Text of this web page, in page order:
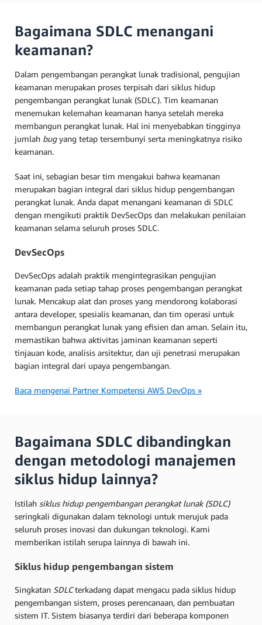
Bagaimana SDLC menangani
keamanan?
Dalam pengembangan perangkat lunak tradisional, pengujian
keamanan merupakan proses terpisah dari siklus hidup
pengembangan perangkat lunak (SDLC). Tim keamanan
menemukan kelemahan keamanan hanya setelah mereka
membangun perangkat lunak. Hal ini menyebabkan tingginya
jumlah bugyang tetap tersembunyi serta meningkatnya risiko
keamanan.
Saat ini, sebagian besar tim mengakui bahwa keamanan
merupakan bagian integral dari siklus hidup pengembangan
perangkat lunak. Anda dapat menangani keamanan di SDLC
dengan mengikuti praktik DevSecOps dan melakukan penilaian
keamanan selama seluruh proses SDLC.
DevSecOps
DevSecOps adalah praktik mengintegrasikan pengujian
keamanan pada setiap tahap proses pengembangan perangkat
lunak. Mencakup alat dan proses yang mendorong kolaborasi
antara developer, spesialis keamanan, dan tim operasi untuk
membangun perangkat lunak yang efisien dan aman. Selain itu,
memastikan bahwa aktivitas jaminan keamanan seperti
tinjauan kode, analisis arsitektur, dan uji penetrasi merupakan
bagian integral dari upaya pengembangan.
Baca mengenai Partner Kompetensi AWS DevOps »
Bagaimana SDLC dibandingkan
dengan metodologi manajemen
siklus hidup lainnya?
Istilah siklus hidup pengembangan perangkat lunak (SDLC)
seringkali digunakan dalam teknologi untuk merujuk pada
seluruh proses inovasi dan dukungan teknologi. Kami
memberikan istilah serupa lainnya di bawah ini.
Siklus hidup pengembangan sistem
Singkatan SDLCterkadang dapat mengacu pada siklus hidup
pengembangan sistem, proses perencanaan, dan pembuatan
sistem IT. Sistem biasanya terdiri dari beberapa komponen